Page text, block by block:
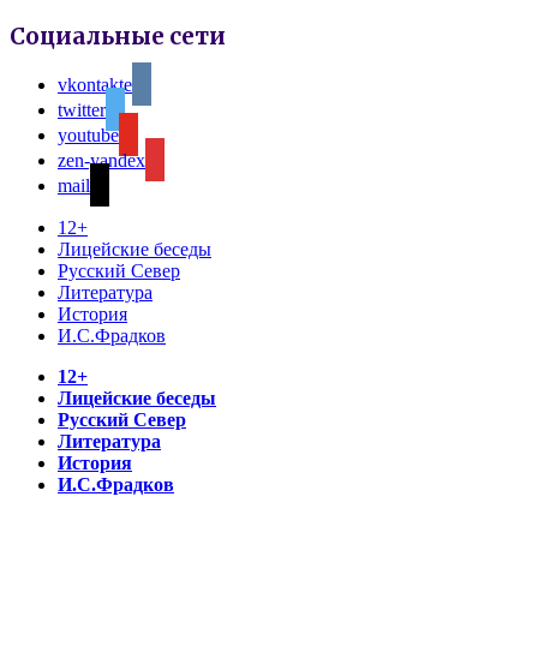
Социальные сети
vkontakte
twitter
youtube
zen-yandex
mail
12+
Лицейские беседы
Русский Север
Литература
История
И.С.Фрадков
12+
Лицейские беседы
Русский Север
Литература
История
И.С.Фрадков